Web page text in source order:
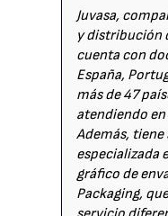
Juvasa,
y distribución
cuenta con
España,
más de 47
atendiendo
Además,
especializada
gráfico de
Packaging,